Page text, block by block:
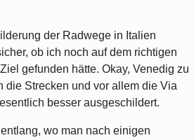
der Radwege in Italien
ob ich noch auf dem richtigen
gefunden hätte. Okay, Venedig zu
Strecken und vor allem die Via
besser ausgeschildert.
wo man nach einigen